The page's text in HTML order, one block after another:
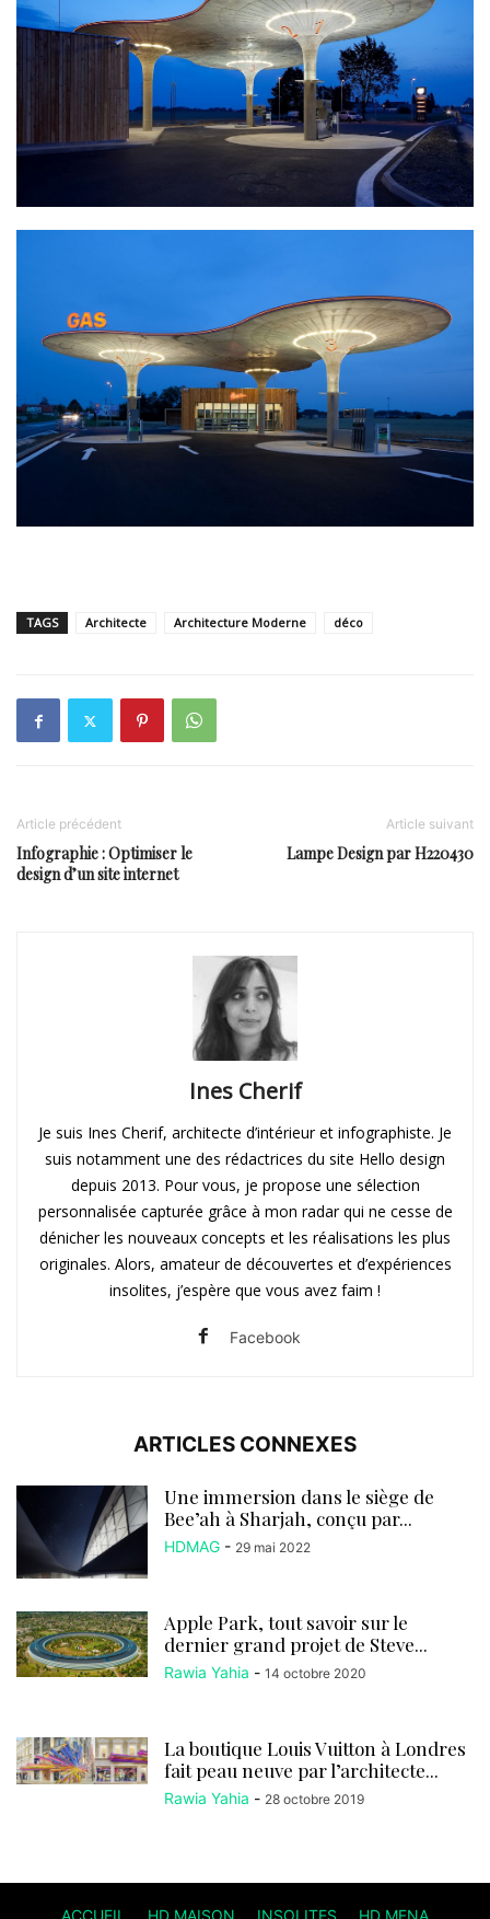
TAGS Architecte Architecture Moderne déco
Article précédent
Infographie : Optimiser le
design d’un site internet
Article suivant
Lampe Design par H220430
Ines Cherif
Je suis Ines Cherif, architecte d’intérieur et infographiste. Je
suis notamment une des rédactrices du site Hello design
depuis 2013. Pour vous, je propose une sélection
personnalisée capturée grâce à mon radar qui ne cesse de
dénicher les nouveaux concepts et les réalisations les plus
originales. Alors, amateur de découvertes et d’expériences
insolites, j’espère que vous avez faim !
Facebook
ARTICLES CONNEXES
Une immersion dans le siège de
Bee’ah à Sharjah, conçu par...
HDMAG - 29 mai 2022
Apple Park, tout savoir sur le
dernier grand projet de Steve...
Rawia Yahia - 14 octobre 2020
La boutique Louis Vuitton à Londres
fait peau neuve par l’architecte...
Rawia Yahia - 28 octobre 2019